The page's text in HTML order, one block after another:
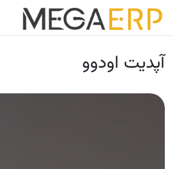
پرش به محتوا
آپدیت اودوو